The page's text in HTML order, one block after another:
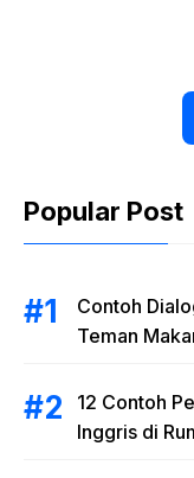
Popular Post
Contoh
Teman
12 Contoh